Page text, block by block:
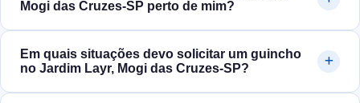
Mogi das Cruzes‑SP perto de mim?
Em quais situações devo solicitar um guincho
no Jardim Layr, Mogi das Cruzes‑SP?